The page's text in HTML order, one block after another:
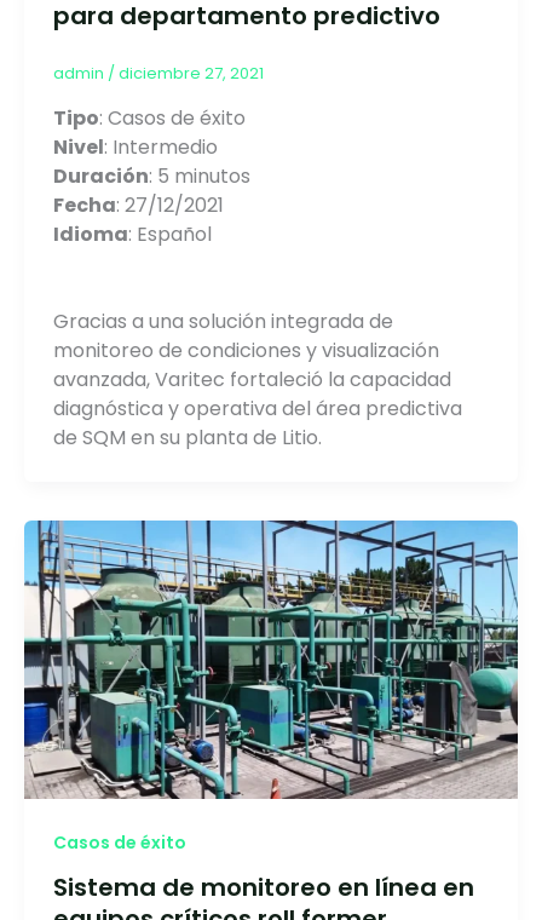
para departamento predictivo
admin / diciembre 27, 2021
Tipo: Casos de éxito
Nivel: Intermedio
Duración: 5 minutos
Fecha: 27/12/2021
Idioma: Español
Gracias a una solución integrada de
monitoreo de condiciones y visualización
avanzada, Varitec fortaleció la capacidad
diagnóstica y operativa del área predictiva
de SQM en su planta de Litio.
Casos de éxito
Sistema de monitoreo en línea en